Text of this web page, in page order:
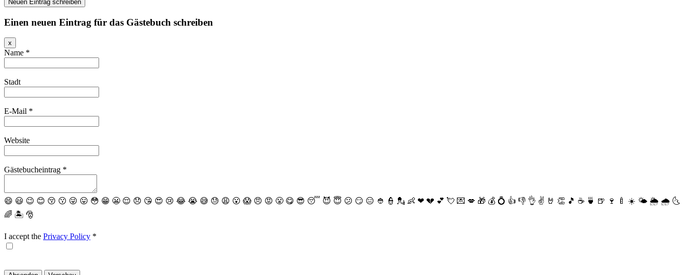
Einen neuen Eintrag für das Gästebuch schreiben
x
Formular
ausblenden
Name *
Stadt
E-Mail *
Website
Gästebucheintrag *
😄 😃 😉 😊 😚 😗 😜 😛 😳 😁 😬 😌 😞 😘 😍 😢 😂 😭 😅 😓 😩 😮 😱 😠 😡 😤 😋 😎 😴 😈 😇 😕 😏 😑 👲 👮 💂 👶 ❤ 💔 💕 💘 💌 💋 🎁 💰 💍 👍 👎 👌 ✌️ 🤘 👏 🎵 ☕️ 🍵 🍺 🍷 🍼 ☀️ 🌤 🌦 🌧 🌜
🌈 🏝 🎅
I accept the Privacy Policy *